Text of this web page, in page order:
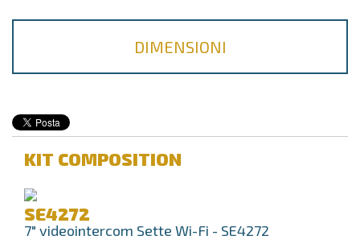
DIMENSIONI
KIT COMPOSITION
SE4272
7" videointercom Sette Wi-Fi - SE4272